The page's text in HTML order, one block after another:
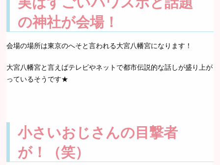
の神社が会場！
会場の場所は東京のへそと言われる大宮八幡宮になります！
大宮八幡宮と言えばテレビやネットで都市伝説的な話しが盛り上が
っているそうです★
小さいおじさんの目撃者
が！（笑）